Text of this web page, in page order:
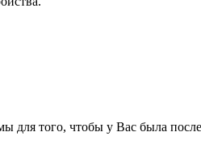
того, чтобы у Вас была